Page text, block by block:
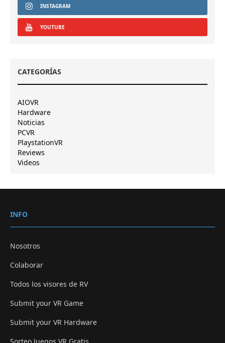
INSTAGRAM
YOUTUBE
CATEGORÍAS
AIOVR
Hardware
Noticias
PCVR
PlaystationVR
Reviews
Videos
INFO
Nosotros
Colaborar
Todos los visores de RV
Submit your VR Game
Submit your VR Hardware
Sorteo Juegos VR Gratis